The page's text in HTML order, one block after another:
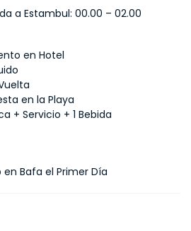
a Estambul: 00.00 – 02.00
en Hotel
en la Playa
+ Servicio + 1 Bebida
Bafa el Primer Día